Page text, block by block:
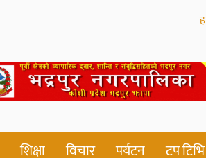
शिक्षा विचार पर्यटन टप टिभि